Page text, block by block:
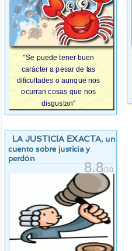
"Se puede tener buen
carácter a pesar de las
dificultades o aunque nos
ocurran cosas que nos
disgustan"
LA JUSTICIA EXACTA, un
cuento sobre justicia y
perdón
8.8/10